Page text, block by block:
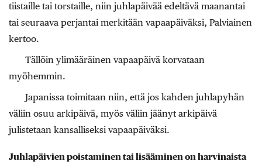
tiistaille tai torstaille, niin juhlapäivää edeltävä maanantai
tai seuraava perjantai merkitään vapaapäiväksi, Palviainen
kertoo.
Tällöin ylimääräinen vapaapäivä korvataan
myöhemmin.
Japanissa toimitaan niin, että jos kahden juhlapyhän
väliin osuu arkipäivä, myös väliin jäänyt arkipäivä
julistetaan kansalliseksi vapaapäiväksi.
Juhlapäivien poistaminen tai lisääminen on harvinaista